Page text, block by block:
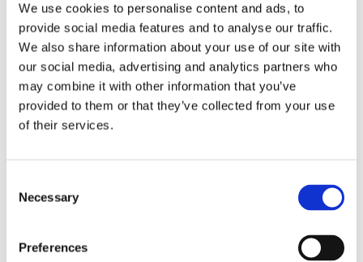
We use cookies to personalise content and ads, to
provide social media features and to analyse our traffic.
We also share information about your use of our site with
our social media, advertising and analytics partners who
may combine it with other information that you’ve
provided to them or that they’ve collected from your use
of their services.
Selection
Necessary
Preferences
monikriteerisen päätösanalyysin (MCDA) algoritmia
(muokattu TOPSIS). Käymme läpi koko työnkulun
suunnittelun tavoitearvojen asettamisesta jäljitettävien
raporttien luomiseen.